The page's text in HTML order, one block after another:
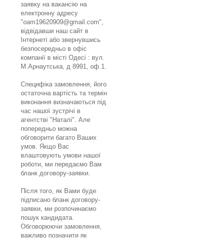
заявку на вакансію на
електронну адресу
"oam19620909@gmail.com",
відвідавши наш сайт в
Інтернеті або звернувшись
безпосередньо в офіс
компанії в місті Одесі : вул.
М.Арнаутська, д 8991, оф.1.
Специфіка замовлення, його
остаточна вартість та термін
виконання визначаються під
час нашої зустрічі в
агентстві "Наталі". Але
попередньо можна
обговорити багато Ваших
умов. Якщо Вас
влаштовують умови нашої
роботи, ми передаємо Вам
бланк договору-заявки.
Після того, як Вами буде
підписано бланк договору-
заявки, ми розпочинаємо
пошук кандидата.
Обговорюючи замовлення,
важливо позначити як